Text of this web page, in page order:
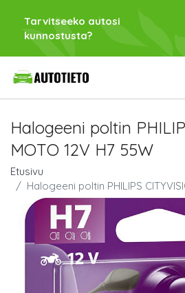
Tarvitseeko autosi
kunnostusta?
Halogeeni poltin
MOTO 12V H7 55W
Etusivu
Halogeeni poltin PHILIPS